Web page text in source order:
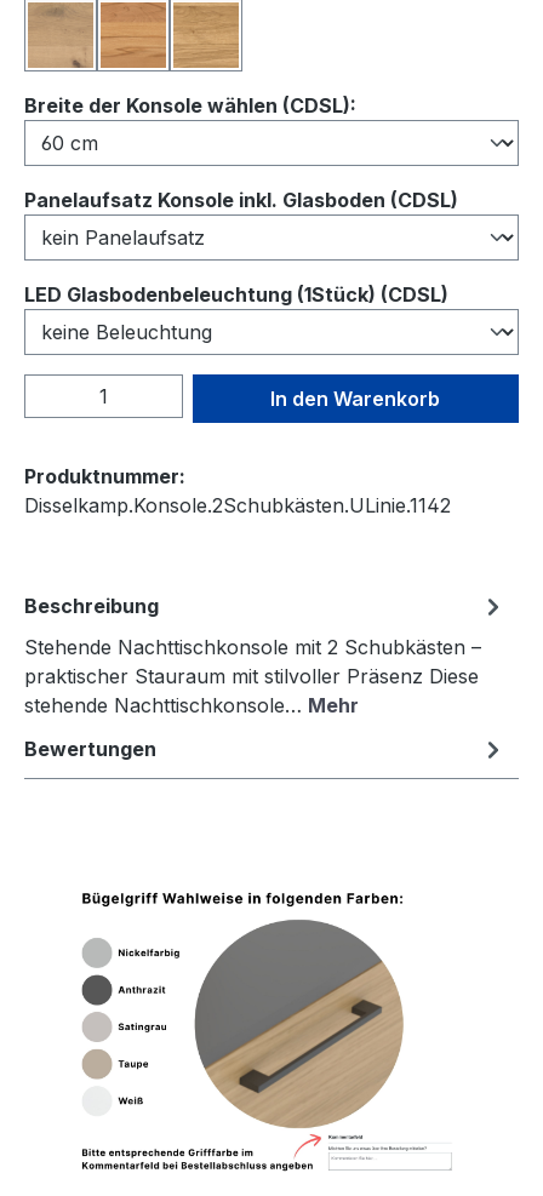
BalkeneicheKernbucheWildeiche
Breite der Konsole wählen (CDSL):
Panelaufsatz Konsole inkl. Glasboden (CDSL)
LED Glasbodenbeleuchtung (1Stück) (CDSL)
Produkt Anzahl: Gib denIn den Warenkorb
Produktnummer:
Disselkamp.Konsole.2Schubkästen.ULinie.1142
Beschreibung
Stehende Nachttischkonsole mit 2 Schubkästen –
praktischer Stauraum mit stilvoller Präsenz Diese
stehende Nachttischkonsole… Mehr
Bewertungen